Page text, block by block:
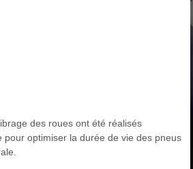
des roues ont été réalisés
pour optimiser la durée de vie des pneus